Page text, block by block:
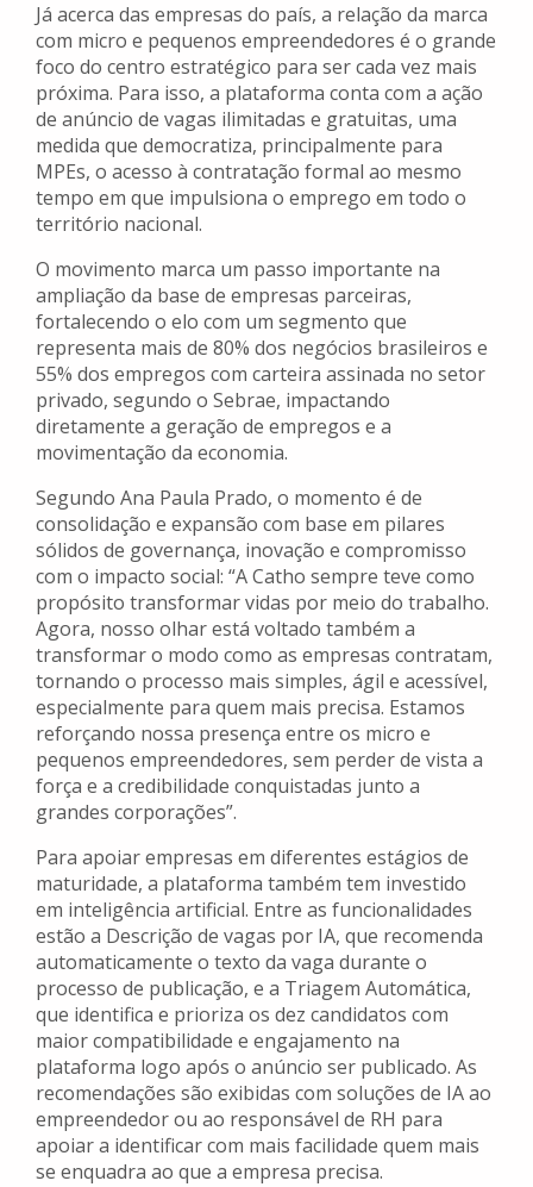
Já acerca das empresas do país, a relação da marca
com micro e pequenos empreendedores é o grande
foco do centro estratégico para ser cada vez mais
próxima. Para isso, a plataforma conta com a ação
de anúncio de vagas ilimitadas e gratuitas, uma
medida que democratiza, principalmente para
MPEs, o acesso à contratação formal ao mesmo
tempo em que impulsiona o emprego em todo o
território nacional.
O movimento marca um passo importante na
ampliação da base de empresas parceiras,
fortalecendo o elo com um segmento que
representa mais de 80% dos negócios brasileiros e
55% dos empregos com carteira assinada no setor
privado, segundo o Sebrae, impactando
diretamente a geração de empregos e a
movimentação da economia.
Segundo Ana Paula Prado, o momento é de
consolidação e expansão com base em pilares
sólidos de governança, inovação e compromisso
com o impacto social: “A Catho sempre teve como
propósito transformar vidas por meio do trabalho.
Agora, nosso olhar está voltado também a
transformar o modo como as empresas contratam,
tornando o processo mais simples, ágil e acessível,
especialmente para quem mais precisa. Estamos
reforçando nossa presença entre os micro e
pequenos empreendedores, sem perder de vista a
força e a credibilidade conquistadas junto a
grandes corporações”.
Para apoiar empresas em diferentes estágios de
maturidade, a plataforma também tem investido
em inteligência artificial. Entre as funcionalidades
estão a Descrição de vagas por IA, que recomenda
automaticamente o texto da vaga durante o
processo de publicação, e a Triagem Automática,
que identifica e prioriza os dez candidatos com
maior compatibilidade e engajamento na
plataforma logo após o anúncio ser publicado. As
recomendações são exibidas com soluções de IA ao
empreendedor ou ao responsável de RH para
apoiar a identificar com mais facilidade quem mais
se enquadra ao que a empresa precisa.